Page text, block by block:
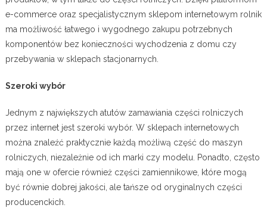
e-commerce oraz specjalistycznym sklepom internetowym rolnik
ma możliwość łatwego i wygodnego zakupu potrzebnych
komponentów bez konieczności wychodzenia z domu czy
przebywania w sklepach stacjonarnych.
Szeroki wybór
Jednym z największych atutów zamawiania części rolniczych
przez internet jest szeroki wybór. W sklepach internetowych
można znaleźć praktycznie każdą możliwą część do maszyn
rolniczych, niezależnie od ich marki czy modelu. Ponadto, często
mają one w ofercie również części zamiennikowe, które mogą
być równie dobrej jakości, ale tańsze od oryginalnych części
producenckich.